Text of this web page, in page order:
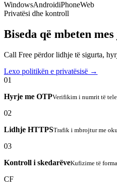
WindowsAndroidiPhoneWeb
Privatësi dhe kontroll
Biseda që mbeten mes
Call Free përdor lidhje të sigurta,
Lexo politikën e privatësisë →
01
Hyrje me OTPVerifikim i numrit të
02
Lidhje HTTPSTrafik i mbrojtur me
03
Kontroll i skedarëveKufizime të
CF